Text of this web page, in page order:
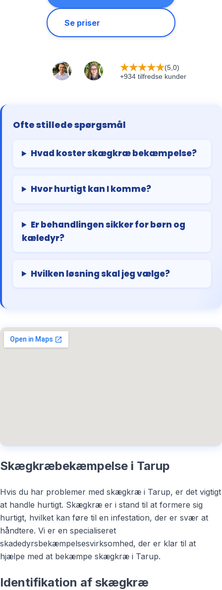
Se priser
★★★★★(5,0)
+934 tilfredse kunder
Ofte stillede spørgsmål
Hvad koster skægkræ bekæmpelse?
Hvor hurtigt kan I komme?
Er behandlingen sikker for børn og
kæledyr?
Hvilken løsning skal jeg vælge?
Skægkræbekæmpelse i Tarup
Hvis du har problemer med skægkræ i Tarup, er det vigtigt
at handle hurtigt. Skægkræ er i stand til at formere sig
hurtigt, hvilket kan føre til en infestation, der er svær at
håndtere. Vi er en specialiseret
skadedyrsbekæmpelsesvirksomhed, der er klar til at
hjælpe med at bekæmpe skægkræ i Tarup.
Identifikation af skægkræ